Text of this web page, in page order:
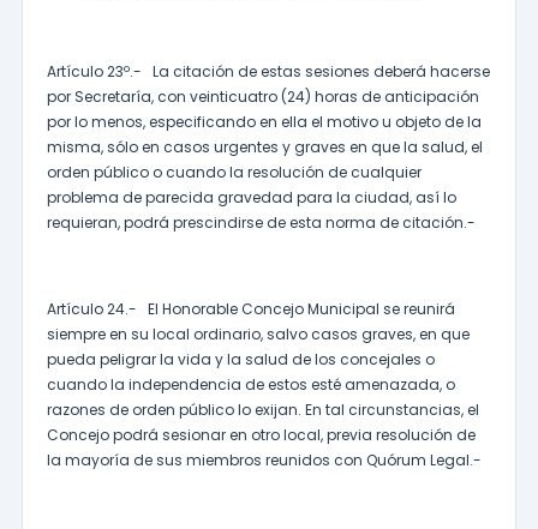
Artículo 23º.- La citación de estas sesiones deberá hacerse
por Secretaría, con veinticuatro (24) horas de anticipación
por lo menos, especificando en ella el motivo u objeto de la
misma, sólo en casos urgentes y graves en que la salud, el
orden público o cuando la resolución de cualquier
problema de parecida gravedad para la ciudad, así lo
requieran, podrá prescindirse de esta norma de citación.-
Artículo 24.- El Honorable Concejo Municipal se reunirá
siempre en su local ordinario, salvo casos graves, en que
pueda peligrar la vida y la salud de los concejales o
cuando la independencia de estos esté amenazada, o
razones de orden público lo exijan. En tal circunstancias, el
Concejo podrá sesionar en otro local, previa resolución de
la mayoría de sus miembros reunidos con Quórum Legal.-